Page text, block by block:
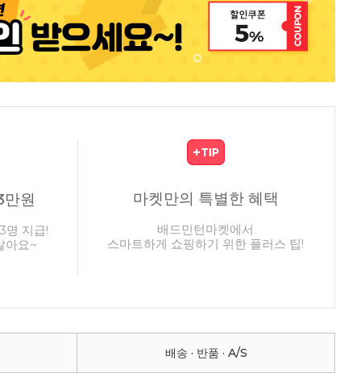
원
명 지급!
아요~
마켓만의 특별한 혜택
배드민턴마켓에서
스마트하게 쇼핑하기 위한 플러스 팁!
배송 · 반품 · A/S